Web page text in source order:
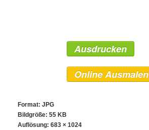
Ausdrucken
Online Ausmalen
Format: JPG
Bildgröße: 55 KB
Auflösung: 683 × 1024